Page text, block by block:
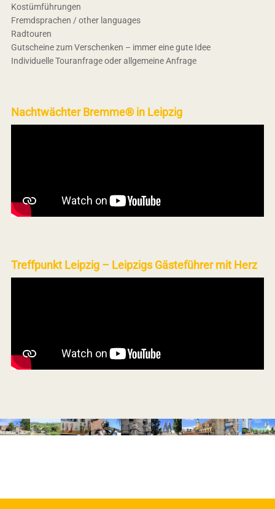
Kostümführungen
Fremdsprachen / other languages
Radtouren
Gutscheine zum Verschenken – immer eine gute Idee
Individuelle Touranfrage oder allgemeine Anfrage
Nachtwächter Bremme® in Leipzig
Treffpunkt Leipzig – Leipzigs Gästeführer mit Herz